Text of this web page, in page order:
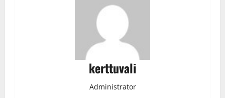
kerttuvali
Administrator